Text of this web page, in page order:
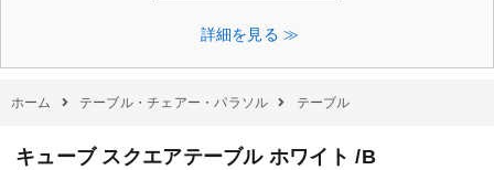
詳細を見る ≫
ホーム テーブル・チェアー・パラソル テーブル
キューブ スクエアテーブル ホワイト /B